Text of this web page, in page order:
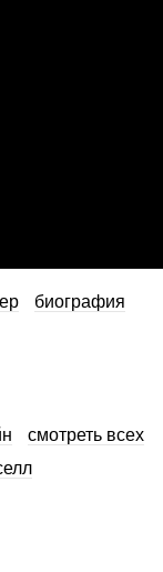
биография
смотреть всех